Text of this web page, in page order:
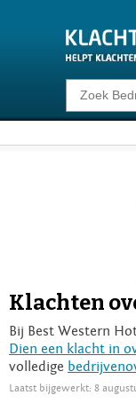
Klacht
Login
Klachten
Bij Best Western
Dien een klacht in
volledige
Laatst bijgewerkt: 8